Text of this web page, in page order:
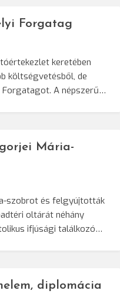
Forgatag
keretében
költségvetésből, de
Forgatagot. A népszerű…
Mária-
szobrot és felgyújtották
oltárát néhány
ifjúsági találkozó…
diplomácia